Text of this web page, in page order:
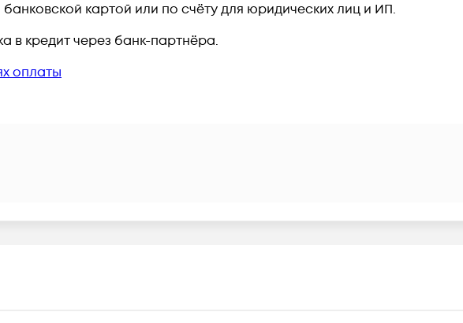
картой или по счёту для юридических лиц и ИП.
в кредит через банк-партнёра.
оплаты